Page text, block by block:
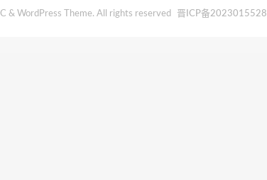
& WordPress Theme. All rights reserved 晋ICP备